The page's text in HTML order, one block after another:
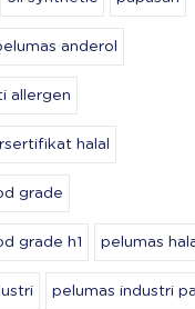
anderol
allergen
halal
grade
grade h1 pelumas
pelumas industri